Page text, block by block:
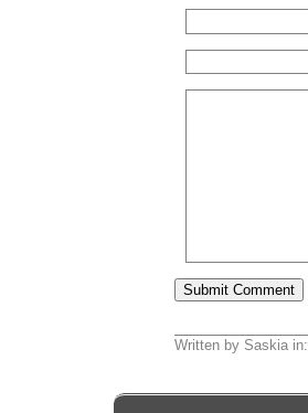
Written by Saskia in: